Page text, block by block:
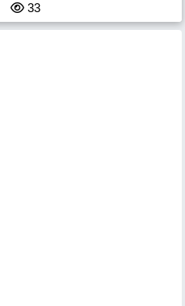
33